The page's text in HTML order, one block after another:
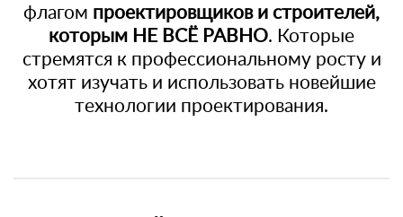
флагом проектировщиков и строителей,
которым НЕ ВСЁ РАВНО. Которые
стремятся к профессиональному росту и
хотят изучать и использовать новейшие
технологии проектирования.